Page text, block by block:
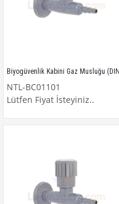
NTL-BC01101
Lütfen Fiyat İsteyiniz..